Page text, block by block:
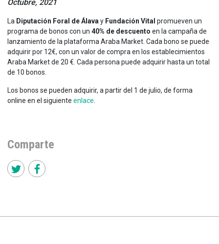
Octubre, 2021
La Diputación Foral de Álavay Fundación Vital promueven un
programa de bonos con un 40% de descuento en la campaña de
lanzamiento de la plataforma Araba Market. Cada bono se puede
adquirir por 12€, con un valor de compra en los establecimientos
Araba Market de 20 €. Cada persona puede adquirir hasta un total
de 10 bonos.
Los bonos se pueden adquirir, a partir del 1 de julio, de forma
online en el siguiente enlace.
Comparte